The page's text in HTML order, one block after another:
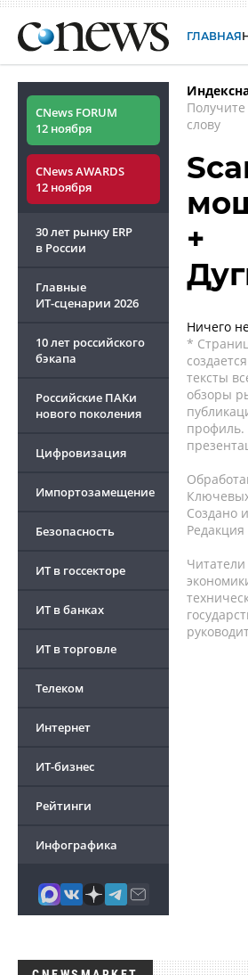
ГЛАВНАЯ
CNews FORUM
12 ноября
CNews AWARDS
12 ноября
30 лет рынку ERP
в России
Главные
ИТ-сценарии 2026
10 лет российского
бэкапа
Российские ПАКи
нового поколения
Цифровизация
Импортозамещение
Безопасность
ИТ в госсекторе
ИТ в банках
ИТ в торговле
Телеком
Интернет
ИТ-бизнес
Рейтинги
Инфографика
слову
+
Ничего
*
тексты
обзоры
профиль.
Создано